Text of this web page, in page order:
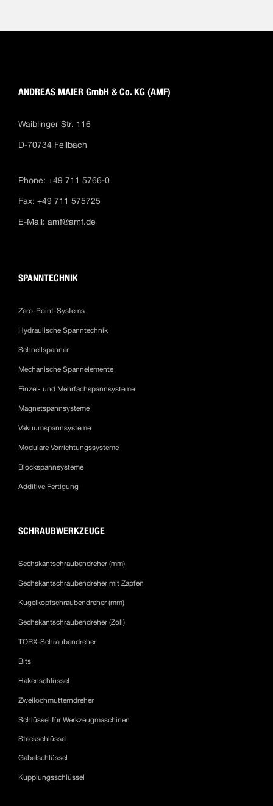
ANDREAS MAIER GmbH & Co. KG (AMF)
Waiblinger Str. 116
D-70734 Fellbach
Phone: +49 711 5766-0
Fax: +49 711 575725
E-Mail: amf@amf.de
SPANNTECHNIK
Zero-Point-Systems
Hydraulische Spanntechnik
Schnellspanner
Mechanische Spannelemente
Einzel- und Mehrfachspannsysteme
Magnetspannsysteme
Vakuumspannsysteme
Modulare Vorrichtungssysteme
Blockspannsysteme
Additive Fertigung
SCHRAUBWERKZEUGE
Sechskantschraubendreher (mm)
Sechskantschraubendreher mit Zapfen
Kugelkopfschraubendreher (mm)
Sechskantschraubendreher (Zoll)
TORX-Schraubendreher
Bits
Hakenschlüssel
Zweilochmutterndreher
Schlüssel für Werkzeugmaschinen
Steckschlüssel
Gabelschlüssel
Kupplungsschlüssel